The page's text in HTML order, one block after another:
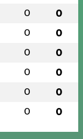
0 0
0 0
0 0
0 0
0 0
0 0